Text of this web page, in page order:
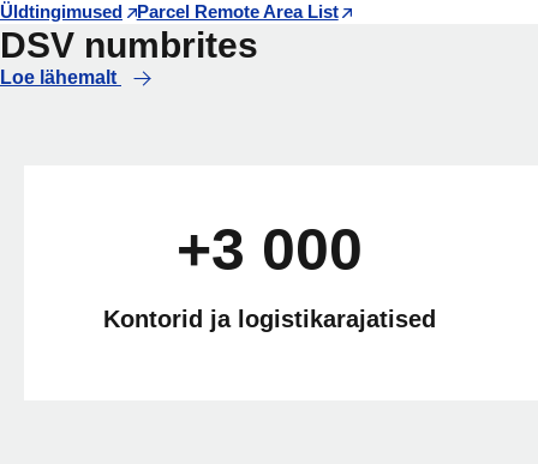
Üldtingimused
Parcel Remote Area List
DSV numbrites
Loe lähemalt
+3 000
Kontorid ja logistikarajatised